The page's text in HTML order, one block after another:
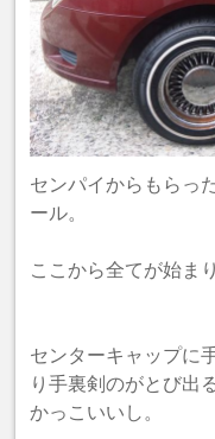
センパイからもらっ
ール。
ここから全てが始ま
センターキャップに
り手裏剣のがとび出
かっこいいし。